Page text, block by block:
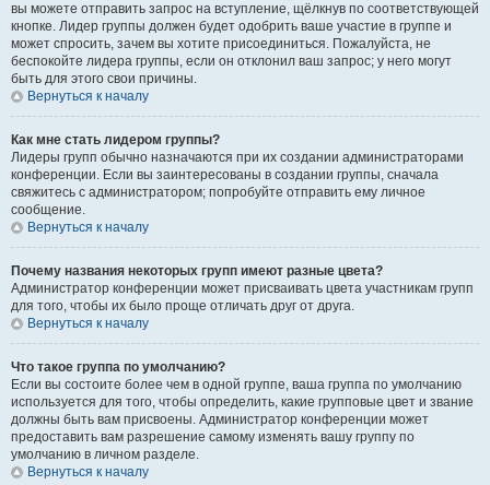
вы можете отправить запрос на вступление, щёлкнув по соответствующей
кнопке. Лидер группы должен будет одобрить ваше участие в группе и
может спросить, зачем вы хотите присоединиться. Пожалуйста, не
беспокойте лидера группы, если он отклонил ваш запрос; у него могут
быть для этого свои причины.
Вернуться к началу
Как мне стать лидером группы?
Лидеры групп обычно назначаются при их создании администраторами
конференции. Если вы заинтересованы в создании группы, сначала
свяжитесь с администратором; попробуйте отправить ему личное
сообщение.
Вернуться к началу
Почему названия некоторых групп имеют разные цвета?
Администратор конференции может присваивать цвета участникам групп
для того, чтобы их было проще отличать друг от друга.
Вернуться к началу
Что такое группа по умолчанию?
Если вы состоите более чем в одной группе, ваша группа по умолчанию
используется для того, чтобы определить, какие групповые цвет и звание
должны быть вам присвоены. Администратор конференции может
предоставить вам разрешение самому изменять вашу группу по
умолчанию в личном разделе.
Вернуться к началу